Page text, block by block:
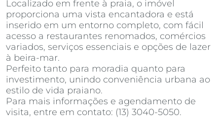
Localizado em frente à praia, o imóvel
proporciona uma vista encantadora e está
inserido em um entorno completo, com fácil
acesso a restaurantes renomados, comércios
variados, serviços essenciais e opções de lazer
à beira-mar.
Perfeito tanto para moradia quanto para
investimento, unindo conveniência urbana ao
estilo de vida praiano.
Para mais informações e agendamento de
visita, entre em contato: (13) 3040-5050.